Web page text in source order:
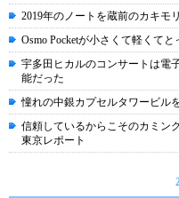
2019年のノートを蔵前のカキモ
Osmo Pocketが小さくて軽くてと
宇多田ヒカルのコンサートは電
能だった
憧れの中銀カプセルタワービル
信頼しているからこそのカミン
東京レポート